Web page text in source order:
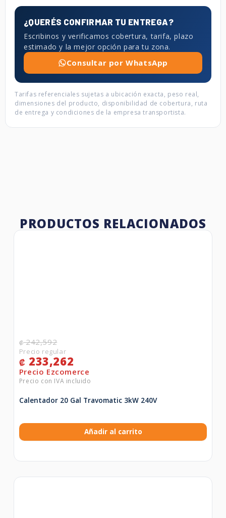
¿QUERÉS CONFIRMAR TU ENTREGA?
Escribinos y verificamos cobertura, tarifa, plazo
estimado y la mejor opción para tu zona.
Consultar por WhatsApp
Tarifas referenciales sujetas a ubicación exacta, peso real,
dimensiones del producto, disponibilidad de cobertura, ruta
de entrega y condiciones de la empresa transportista.
PRODUCTOS RELACIONADOS
₡242,592
₡ 233,262
Calentador 20 Gal Travomatic 3kW 240V
Añadir al carrito